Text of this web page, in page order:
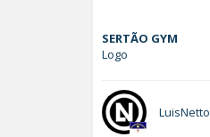
SERTÃO GYM
Logo
LuisNetto